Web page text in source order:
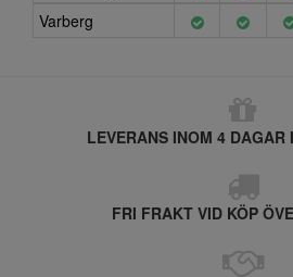
Varberg
LEVERANS INOM 4 DAGAR
FRI FRAKT VID KÖP